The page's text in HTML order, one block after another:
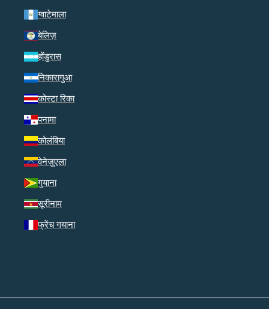
ग्वाटेमाला
बेलिज़
होंडुरास
निकारागुआ
कोस्टा रिका
पनामा
कोलंबिया
वेनेज़ुएला
गुयाना
सूरीनाम
फ्रेंच गयाना